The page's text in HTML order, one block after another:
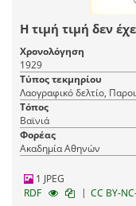
Η τιμή τιμή δεν
Χρονολόγηση
1929
Τύπος τεκμηρίου
Λαογραφικό δελτίο,
Τόπος
Βαϊνιά
Φορέας
Ακαδημία Αθηνών
1 JPEG
RDF
| CC BY-